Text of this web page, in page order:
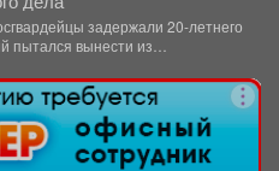
задержали 20-летнего
пытался вынести из